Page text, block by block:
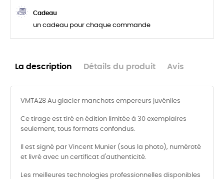
Cadeau
un cadeau pour chaque commande
La description Détails du produit Avis
VMTA28 Au glacier manchots empereurs juvéniles
Ce tirage est tiré en édition limitée à 30 exemplaires
seulement, tous formats confondus.
Il est signé par Vincent Munier (sous la photo), numéroté
et livré avec un certificat d'authenticité.
Les meilleures technologies professionnelles disponibles